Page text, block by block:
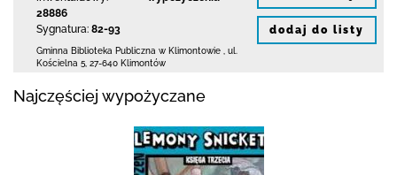
28886
Sygnatura: 82-93
Gminna Biblioteka Publiczna w Klimontowie
ul.
Kościelna 5 27-640 Klimontów
dodaj do listy
Najczęściej wypożyczane